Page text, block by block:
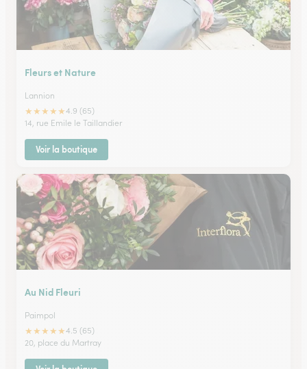
Fleurs et Nature
Lannion
★★★★★4.9 (65)
14, rue Emile le Taillandier
Voir la boutique
Au Nid Fleuri
Paimpol
★★★★★4.5 (65)
20, place du Martray